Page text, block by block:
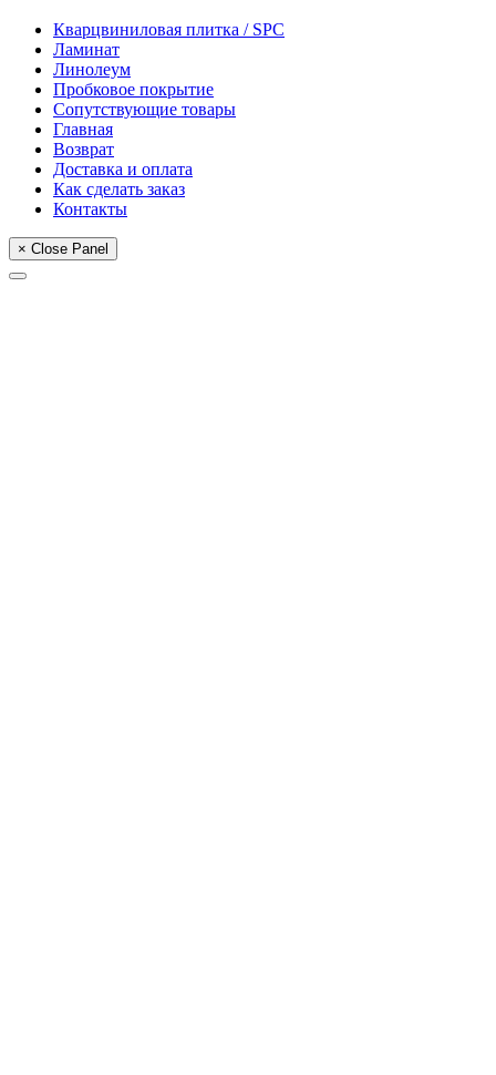
Кварцвиниловая плитка / SPС
Ламинат
Линолеум
Пробковое покрытие
Сопутствующие товары
Главная
Возврат
Доставка и оплата
Как сделать заказ
Контакты
× Close Panel